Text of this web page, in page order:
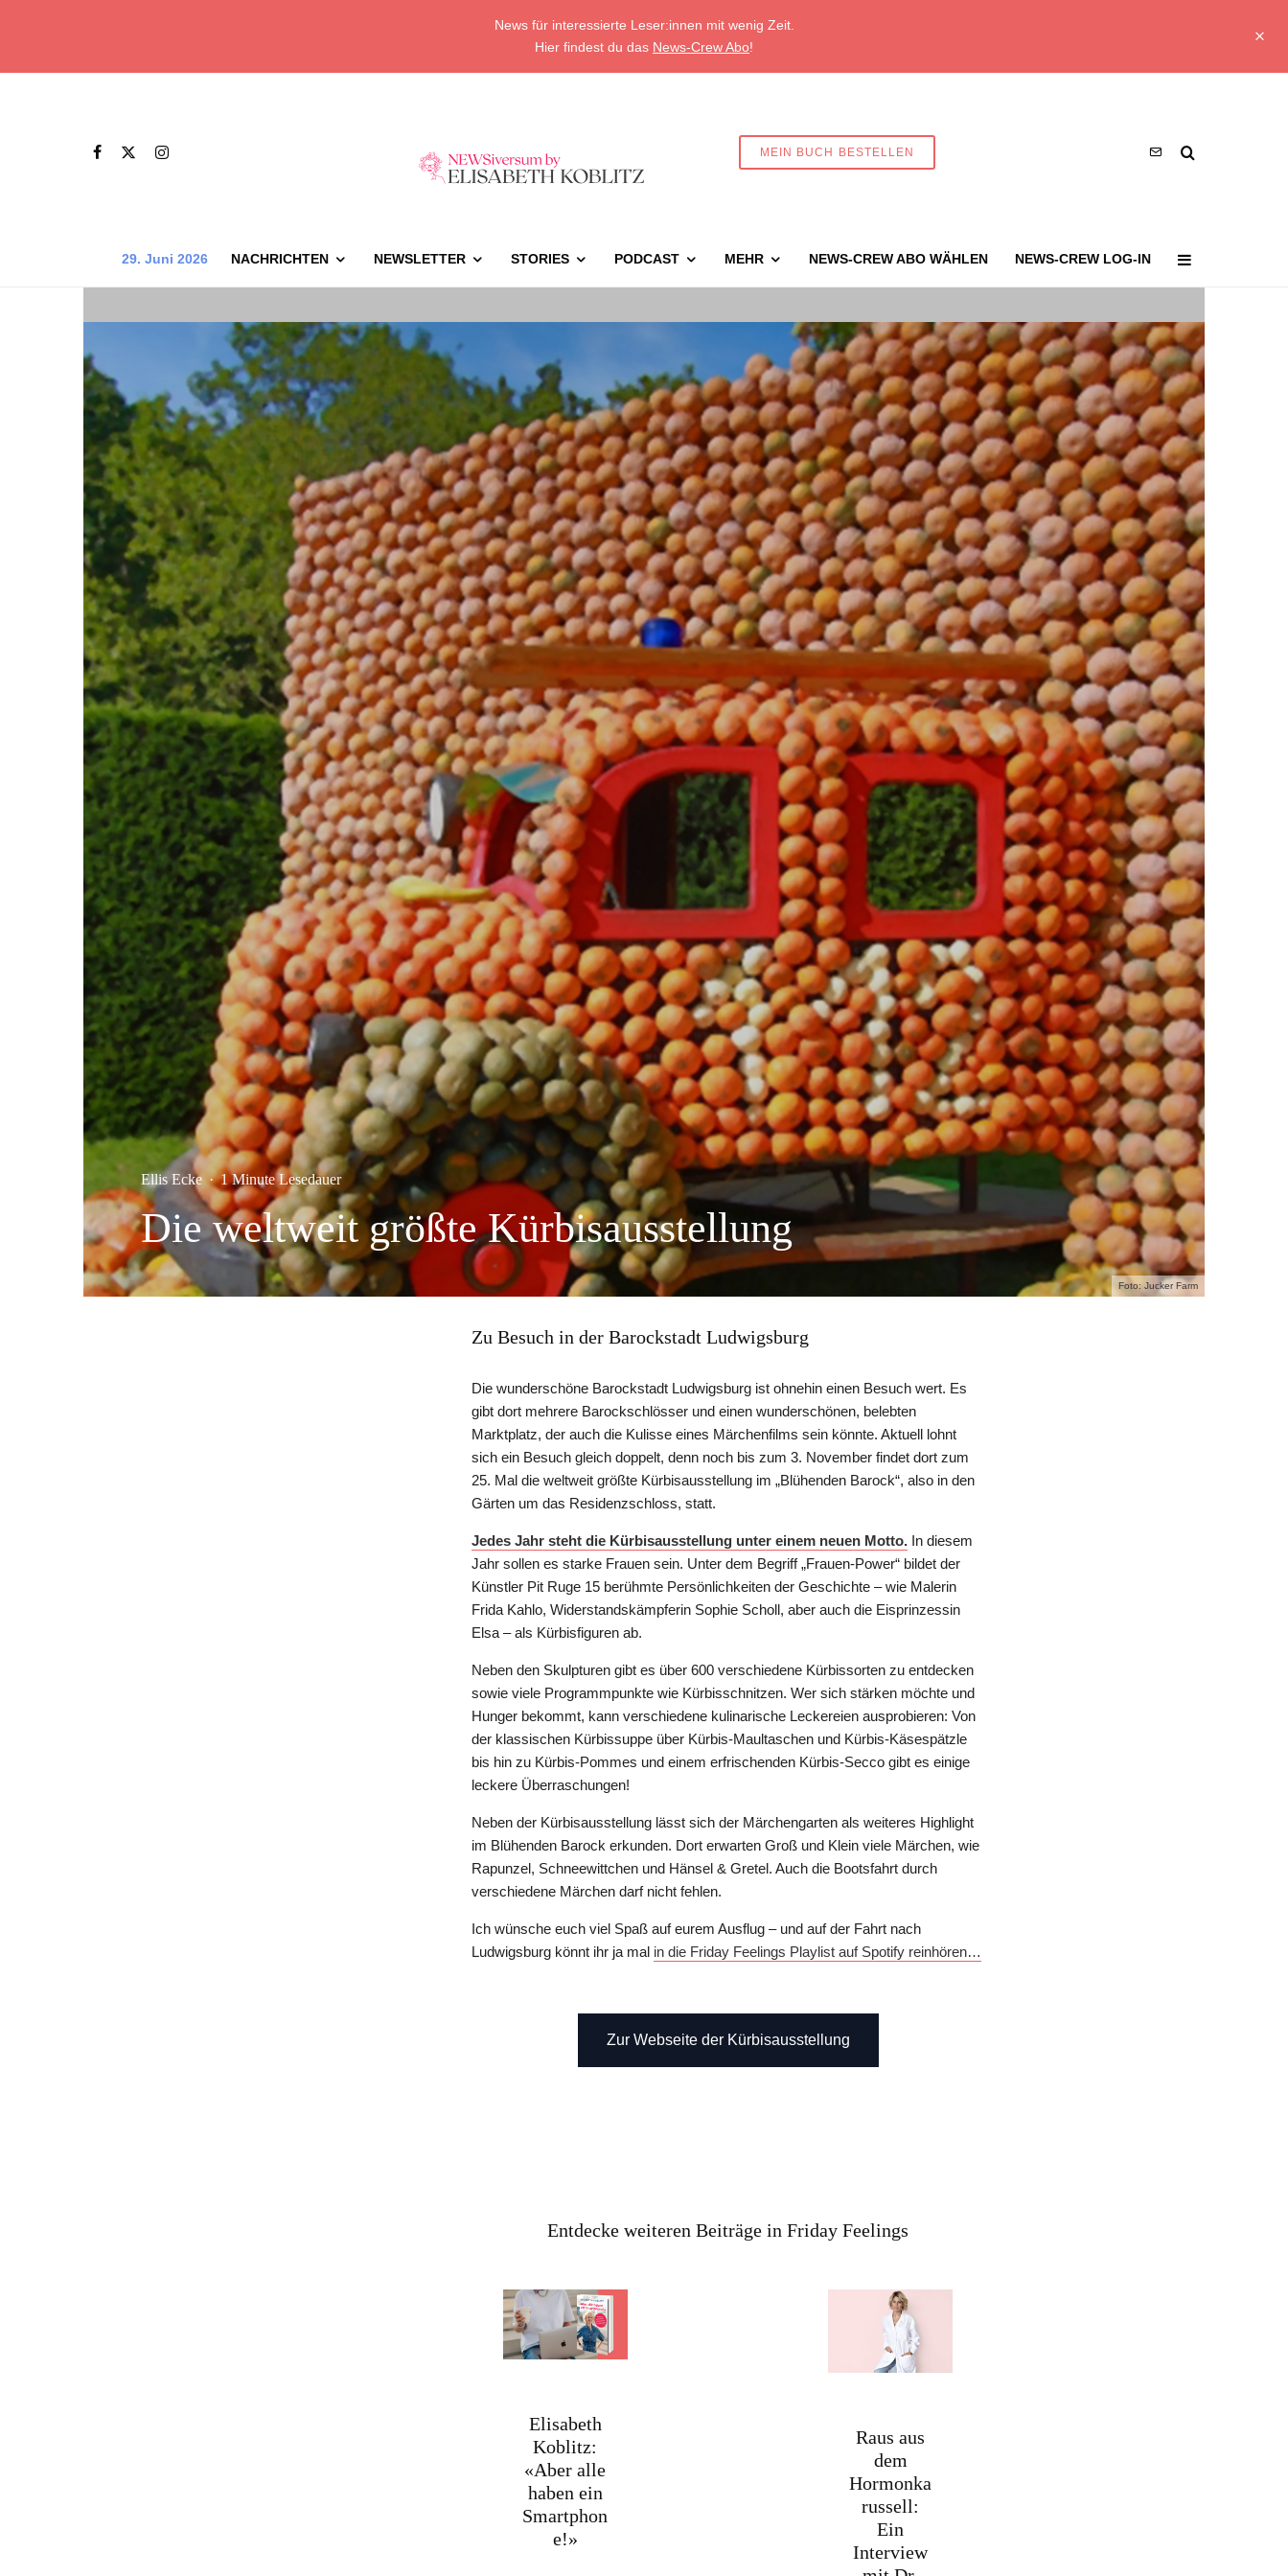
News für interessierte Leser:innen mit wenig Zeit.
Hier findest du das News-Crew Abo!
MEIN BUCH BESTELLEN
29. Juni 2026 NACHRICHTEN NEWSLETTER STORIES PODCAST MEHR NEWS-CREW ABO WÄHLEN NEWS-CREW LOG-IN
Foto: Jucker Farm
Ellis Ecke · 1 Minute Lesedauer
Die weltweit größte Kürbisausstellung
Zu Besuch in der Barockstadt Ludwigsburg
Die wunderschöne Barockstadt Ludwigsburg ist ohnehin einen Besuch wert. Es
gibt dort mehrere Barockschlösser und einen wunderschönen, belebten
Marktplatz, der auch die Kulisse eines Märchenfilms sein könnte. Aktuell lohnt
sich ein Besuch gleich doppelt, denn noch bis zum 3. November findet dort zum
25. Mal die weltweit größte Kürbisausstellung im „Blühenden Barock“, also in den
Gärten um das Residenzschloss, statt.
Jedes Jahr steht die Kürbisausstellung unter einem neuen Motto. In diesem
Jahr sollen es starke Frauen sein. Unter dem Begriff „Frauen-Power“ bildet der
Künstler Pit Ruge 15 berühmte Persönlichkeiten der Geschichte – wie Malerin
Frida Kahlo, Widerstandskämpferin Sophie Scholl, aber auch die Eisprinzessin
Elsa – als Kürbisfiguren ab.
Neben den Skulpturen gibt es über 600 verschiedene Kürbissorten zu entdecken
sowie viele Programmpunkte wie Kürbisschnitzen. Wer sich stärken möchte und
Hunger bekommt, kann verschiedene kulinarische Leckereien ausprobieren: Von
der klassischen Kürbissuppe über Kürbis-Maultaschen und Kürbis-Käsespätzle
bis hin zu Kürbis-Pommes und einem erfrischenden Kürbis-Secco gibt es einige
leckere Überraschungen!
Neben der Kürbisausstellung lässt sich der Märchengarten als weiteres Highlight
im Blühenden Barock erkunden. Dort erwarten Groß und Klein viele Märchen, wie
Rapunzel, Schneewittchen und Hänsel & Gretel. Auch die Bootsfahrt durch
verschiedene Märchen darf nicht fehlen.
Ich wünsche euch viel Spaß auf eurem Ausflug – und auf der Fahrt nach
Ludwigsburg könnt ihr ja mal in die Friday Feelings Playlist auf Spotify reinhören…
Zur Webseite der Kürbisausstellung
Entdecke weiteren Beiträge in Friday Feelings
Elisabeth
Koblitz:
«Aber alle
haben ein
Smartphon
e!»
Raus aus
dem
Hormonka
russell:
Ein
Interview